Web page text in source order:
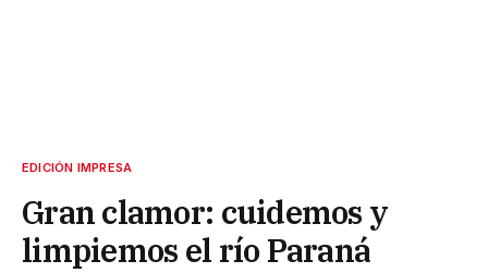
EDICIÓN IMPRESA
Gran clamor: cuidemos y
limpiemos el río Paraná